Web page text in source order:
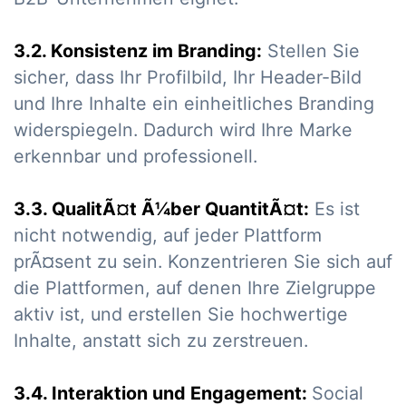
3.2. Konsistenz im Branding: Stellen Sie
sicher, dass Ihr Profilbild, Ihr Header-Bild
und Ihre Inhalte ein einheitliches Branding
widerspiegeln. Dadurch wird Ihre Marke
erkennbar und professionell.
3.3. QualitÃ¤t Ã¼ber QuantitÃ¤t: Es ist
nicht notwendig, auf jeder Plattform
prÃ¤sent zu sein. Konzentrieren Sie sich auf
die Plattformen, auf denen Ihre Zielgruppe
aktiv ist, und erstellen Sie hochwertige
Inhalte, anstatt sich zu zerstreuen.
3.4. Interaktion und Engagement: Social